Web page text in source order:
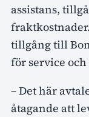
assistans,
tillgång till
för service
– Det här
åtagande att